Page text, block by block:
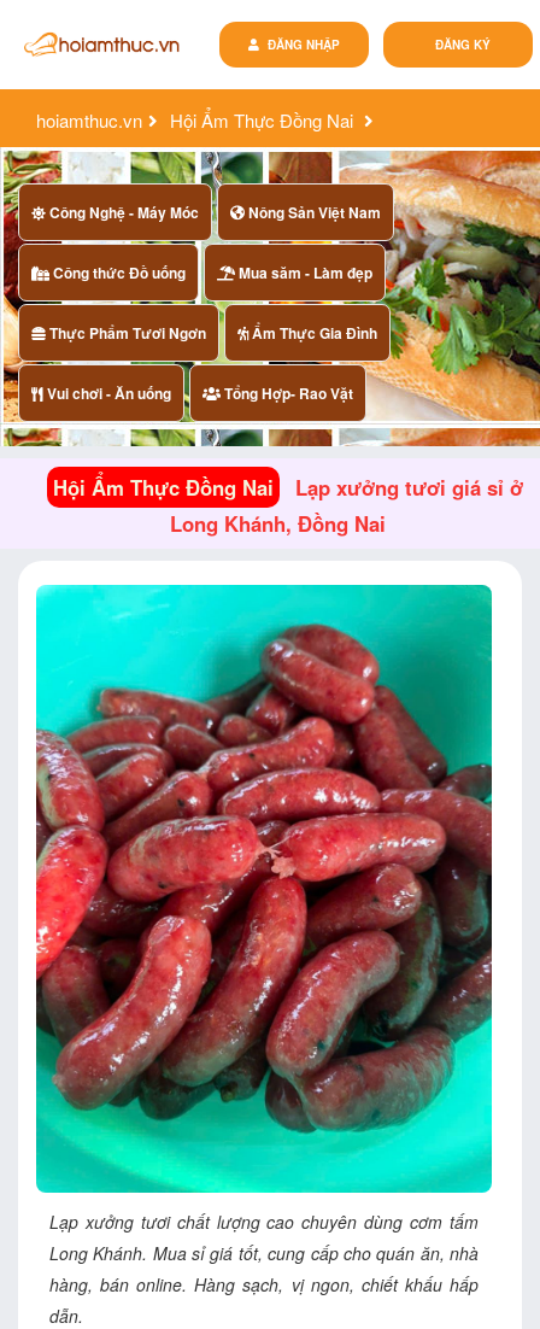
ĐĂNG KÝ
ĐĂNG NHẬP
hoiamthuc.vn
Hội Ẩm Thực Đồng Nai
lạp xưởng tươi giá sỉ ở long khánh, đồng nai
Công Nghệ - Máy Móc Nông Sản Việt Nam
Công thức Đồ uống Mua săm - Làm đẹp
Thực Phẩm Tươi Ngơn Ẩm Thực Gia Đình
Vui chơi - Ăn uống Tổng Hợp- Rao Vặt
Hội Ẩm Thực Đồng Nai
Lạp xưởng tươi giá sỉ ở
Long Khánh, Đồng Nai
Lạp xưởng tươi chất lượng cao chuyên dùng cơm tấm
Long Khánh. Mua sỉ giá tốt, cung cấp cho quán ăn, nhà
hàng, bán online. Hàng sạch, vị ngon, chiết khấu hấp
dẫn.